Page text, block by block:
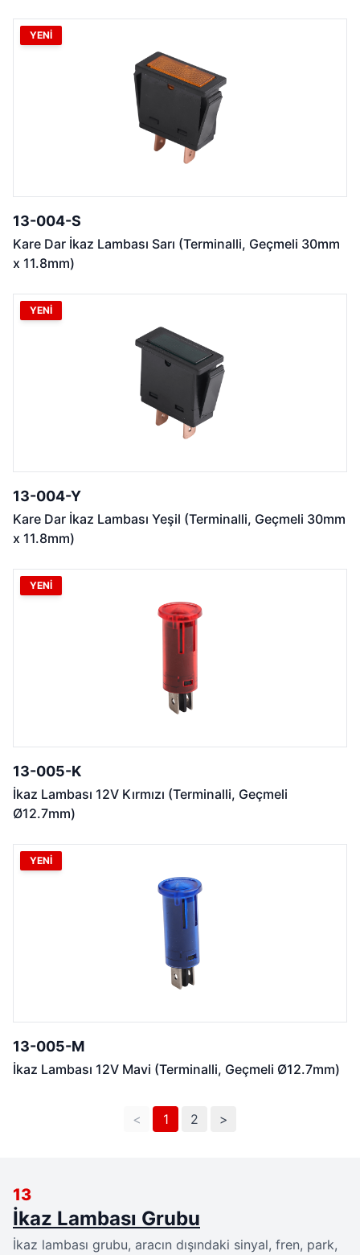
YENİ
13-004-S
Kare Dar İkaz Lambası Sarı (Terminalli, Geçmeli 30mm
x 11.8mm)
YENİ
13-004-Y
Kare Dar İkaz Lambası Yeşil (Terminalli, Geçmeli 30mm
x 11.8mm)
YENİ
13-005-K
İkaz Lambası 12V Kırmızı (Terminalli, Geçmeli
Ø12.7mm)
YENİ
13-005-M
İkaz Lambası 12V Mavi (Terminalli, Geçmeli Ø12.7mm)
< 1 2 >
13
İkaz Lambası Grubu
İkaz lambası grubu, aracın dışındaki sinyal, fren, park,